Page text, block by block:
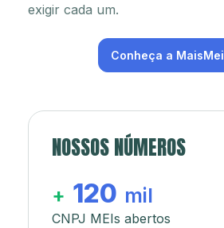
exigir cada um.
Conheça a MaisMei
NOSSOS NÚMEROS
+ 120 mil
CNPJ MEIs abertos